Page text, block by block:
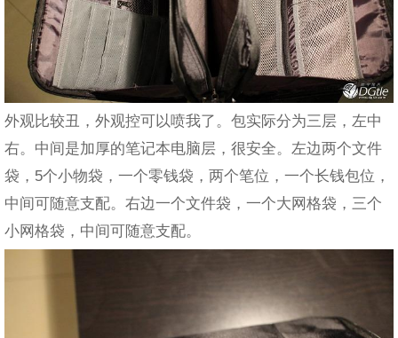
外观比较丑，外观控可以喷我了。包实际分为三层，左中
右。中间是加厚的笔记本电脑层，很安全。左边两个文件
袋，5个小物袋，一个零钱袋，两个笔位，一个长钱包位，
中间可随意支配。右边一个文件袋，一个大网格袋，三个
小网格袋，中间可随意支配。